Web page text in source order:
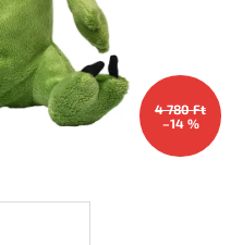
4 780 Ft
–14 %